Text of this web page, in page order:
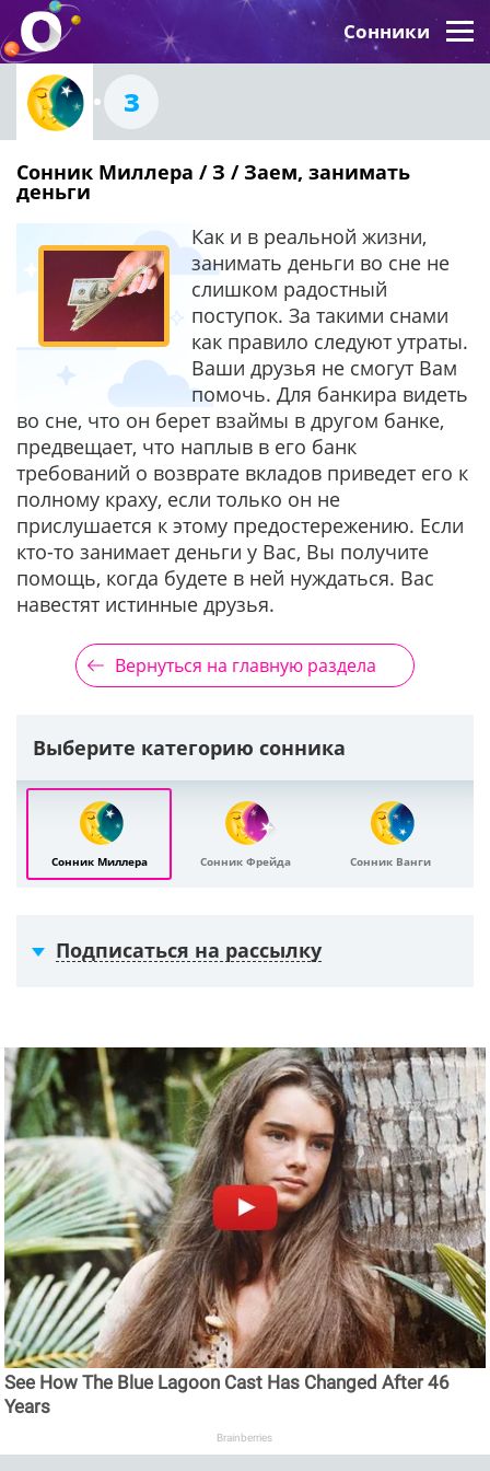
Сонники
З
Сонник Миллера / З / Заем, занимать
деньги
Как и в реальной жизни,
занимать деньги во сне не
слишком радостный
поступок. За такими снами
как правило следуют утраты.
Ваши друзья не смогут Вам
помочь. Для банкира видеть
во сне, что он берет взаймы в другом банке,
предвещает, что наплыв в его банк
требований о возврате вкладов приведет его к
полному краху, если только он не
прислушается к этому предостережению. Если
кто-то занимает деньги у Вас, Вы получите
помощь, когда будете в ней нуждаться. Вас
навестят истинные друзья.
Вернуться на главную раздела
Выберите категорию сонника
Сонник Миллера Сонник Фрейда Сонник Ванги
Подписаться на рассылку
See How The Blue Lagoon Cast Has Changed After 46
Years
Brainberries